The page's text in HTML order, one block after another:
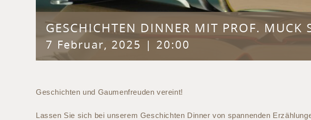
GESCHICHTEN DINNER MIT PROF. MUCK
7 Februar, 2025 | 20:00
Geschichten und Gaumenfreuden vereint!
Lassen Sie sich bei unserem Geschichten Dinner von spannenden